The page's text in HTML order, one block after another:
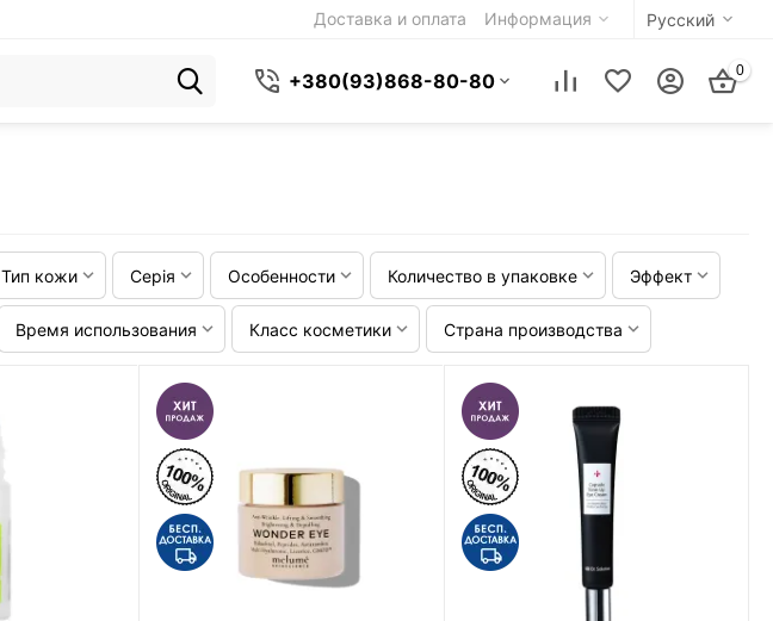
Русский
Доставка и оплата Информация
+380(93)868-80-80 0
Тип кожи Серія Особенности Количество в упаковке Эффект
Время использования Класс косметики Страна производства